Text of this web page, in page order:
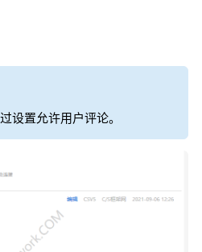
设置允许用户评论。